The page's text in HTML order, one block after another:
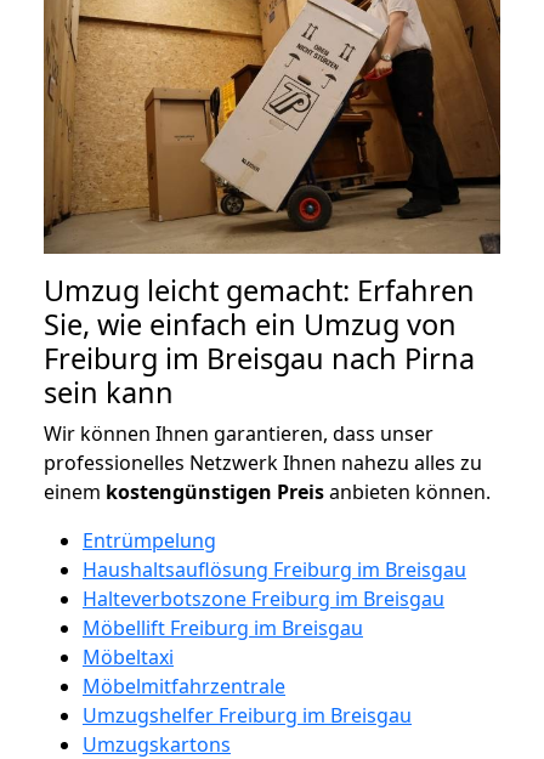
Umzug leicht gemacht: Erfahren
Sie, wie einfach ein Umzug von
Freiburg im Breisgau nach Pirna
sein kann
Wir können Ihnen garantieren, dass unser
professionelles Netzwerk Ihnen nahezu alles zu
einem kostengünstigen Preisanbieten können.
Entrümpelung
Haushaltsauflösung Freiburg im Breisgau
Halteverbotszone Freiburg im Breisgau
Möbellift Freiburg im Breisgau
Möbeltaxi
Möbelmitfahrzentrale
Umzugshelfer Freiburg im Breisgau
Umzugskartons